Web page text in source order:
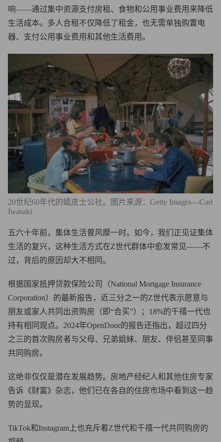
响——通过集中资源支付房租、食物和公用事业费用来降低
生活成本。多人合租不仅降低了租金，也无需单独购置电
器、支付公用事业费用和其他生活费用。
20世纪60年代的嬉皮士公社。图片来源：Getty Images—Carl
Iwasaki
五六十年前，集体生活曾风靡一时。如今，我们正见证集体
生活的复兴，这种生活方式在Z世代群体中愈发常见——不
过，背后的原因却大不相同。
根据国家抵押贷款保险公司（National Mortgage Insurance
Corporation）的最新报告，近三分之一的Z世代表示愿意与
朋友或家人共同出资购房（即“合买”）；18%的千禧一代也
持有相同观点。2024年OpenDoor的报告还指出，超过四分
之三的首次购房者与父母、兄弟姐妹、朋友、伴侣甚至同事
共同购房。
这绝非仅仅是潜在发展趋势。房地产经纪人和其他住房专家
告诉《财富》杂志，他们已在各自的住房市场中看到这一趋
势的显现。
TikTok和Instagram上也充斥着Z世代和千禧一代共同购房的